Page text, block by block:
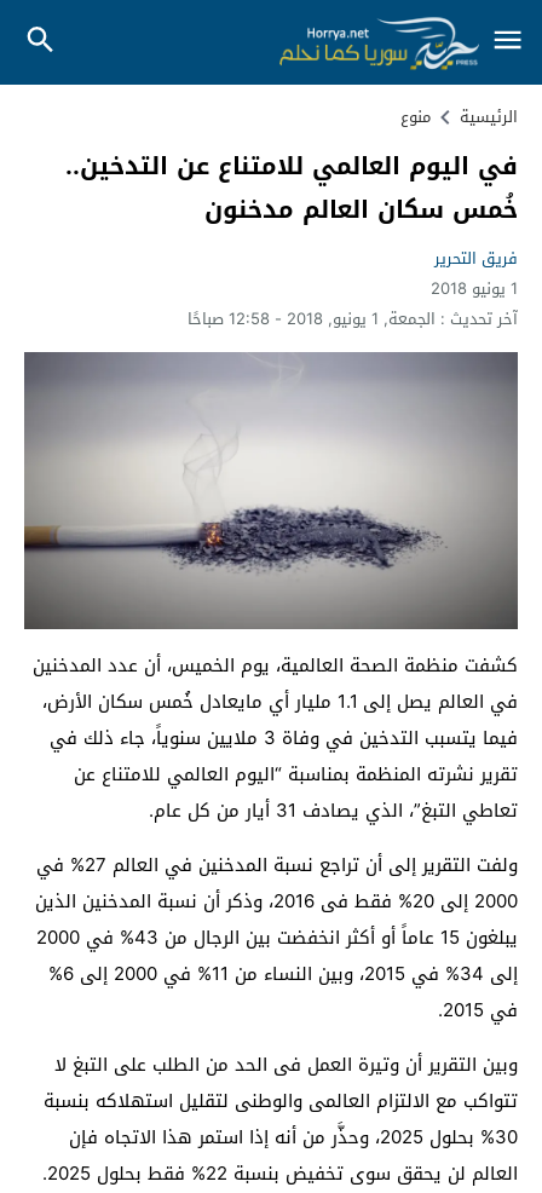
الرئيسية منوع
في اليوم العالمي للامتناع عن التدخين..
خُمس سكان العالم مدخنون
فريق التحرير
1 يونيو 2018
آخر تحديث : الجمعة, 1 يونيو, 2018 - 12:58 صباحًا
كشفت منظمة الصحة العالمية، يوم الخميس، أن عدد المدخنين
في العالم يصل إلى 1.1 مليار أي مايعادل خُمس سكان الأرض،
فيما يتسبب التدخين في وفاة 3 ملايين سنوياً، جاء ذلك في
تقرير نشرته المنظمة بمناسبة “اليوم العالمي للامتناع عن
تعاطي التبغ”، الذي يصادف 31 أيار من كل عام.
ولفت التقرير إلى أن تراجع نسبة المدخنين في العالم 27% في
2000 إلى 20% فقط فى 2016، وذكر أن نسبة المدخنين الذين
يبلغون 15 عاماً أو أكثر انخفضت بين الرجال من 43% في 2000
إلى 34% في 2015، وبين النساء من 11% في 2000 إلى 6%
في 2015.
وبين التقرير أن وتيرة العمل فى الحد من الطلب على التبغ لا
تتواكب مع الالتزام العالمى والوطنى لتقليل استهلاكه بنسبة
30% بحلول 2025، وحذَّر من أنه إذا استمر هذا الاتجاه فإن
العالم لن يحقق سوى تخفيض بنسبة 22% فقط بحلول 2025.